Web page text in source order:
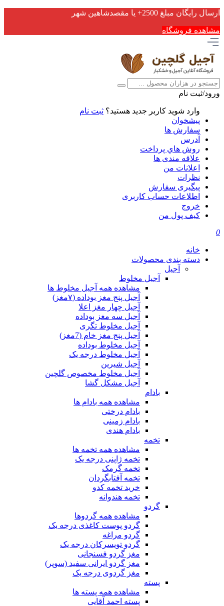
ارسال رایگان مبلغ 2500+ یا مقصدشاهین شهر
مشاهده فروشگاه
ورود/ثبت نام
وارد شوید کاربر جدید هستید؟ ثبت نام
پیشخوان
سفارش ها
آدرس
روش هاي پرداخت
علاقه مندی ها
اعلانات من
نظرات
پیگیری سفارش
اطلاعات حساب كاربری
خروج
کیف پول من
0
خانه
دسته بندی محصولات
آجیل
آجیل مخلوط
مشاهده همه آجیل مخلوط ها
آجیل پنج مغز بوداده (۷مغز)
آجیل چهار مغز اعلا
آجیل سه مغز بوداده
آجیل مخلوط تگری
آجیل پنج مغز خام (7مغز)
آجیل مخلوط بوداده
آجیل مخلوط درجه یک
آجیل شیرین
آجیل مخلوط مخصوص گلچین
آجیل مشکل گشا
بادام
مشاهده همه بادام ها
بادام درختی
بادام زمینی
بادام هندی
تخمه
مشاهده همه تخمه ها
تخمه ژاپنی درجه یک
تخمه گرمک
تخمه آفتابگردان
خرید تخمه کدو
تخمه هندوانه
گردو
مشاهده همه گردوها
گردو پوست کاغذی درجه یک
گردو مراغه
گردو تویسرکان درجه یک
مغز گردو فسنجانی
مغز گردو ایرانی سفید (سوپر)
مغز گردوی درجه یک
پسته
مشاهده همه پسته ها
پسته احمد آقایی